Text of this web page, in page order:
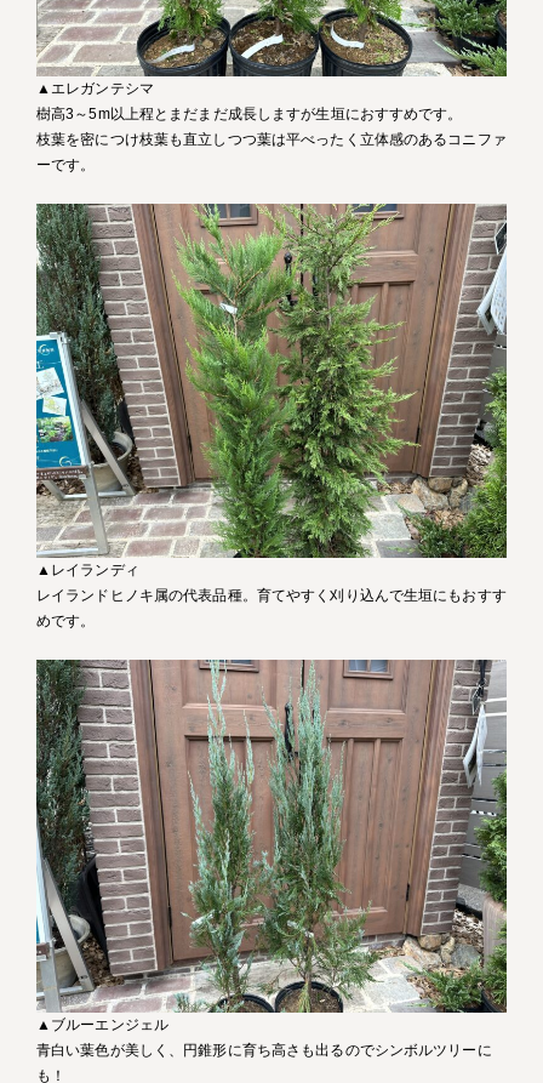
▲エレガンテシマ
樹高3～5m以上程とまだまだ成長しますが生垣におすすめです。
枝葉を密につけ枝葉も直立しつつ葉は平べったく立体感のあるコニファ
ーです。
▲レイランディ
レイランドヒノキ属の代表品種。育てやすく刈り込んで生垣にもおすす
めです。
▲ブルーエンジェル
青白い葉色が美しく、円錐形に育ち高さも出るのでシンボルツリーに
も！